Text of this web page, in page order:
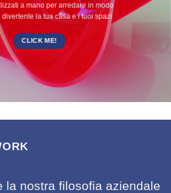
a mano per arredare in modo
la tua casa e i tuoi spazi
CLICK ME!
la nostra filosofia aziendale